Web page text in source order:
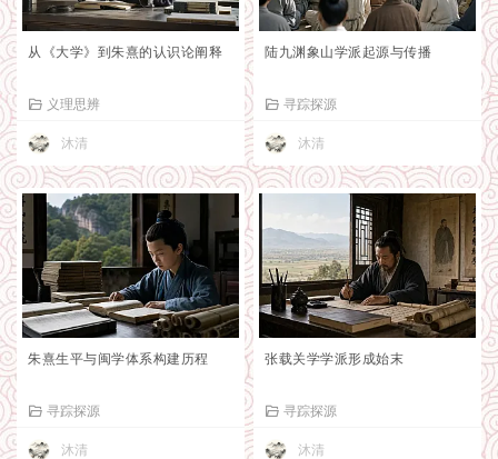
从《大学》到朱熹的认识论阐释
义理思辨
沐清
陆九渊象山学派起源与传播
寻踪探源
沐清
朱熹生平与闽学体系构建历程
寻踪探源
沐清
张载关学学派形成始末
寻踪探源
沐清